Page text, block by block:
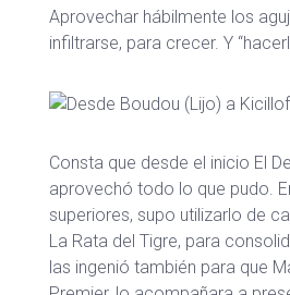
Aprovechar hábilmente los
infiltrarse, para crecer. Y
Consta que desde el inicio El
aprovechó todo lo que pudo.
superiores, supo utilizarlo de
La Rata del Tigre, para
las ingenió también para que